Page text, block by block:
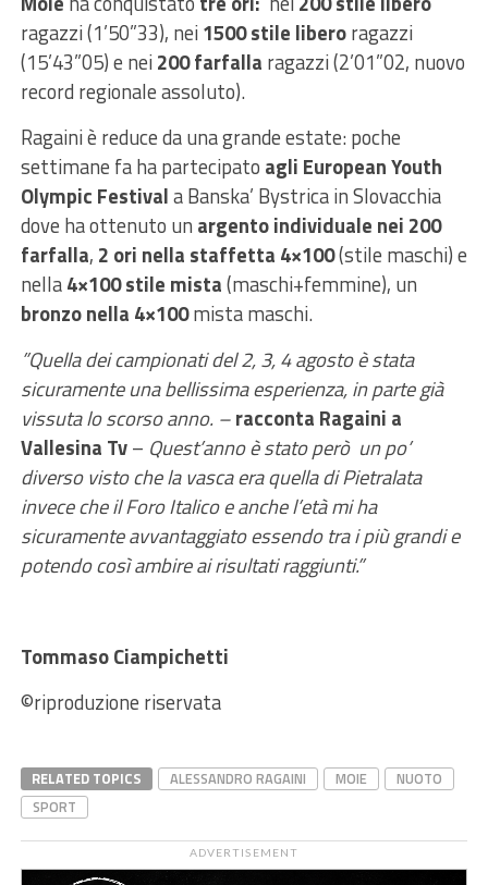
ragazzi (1’50”33), nei1500 stile liberoragazzi
(15’43”05) e nei200 farfalla ragazzi (2’01”02, nuovo
record regionale assoluto).
Ragaini è reduce da una grande estate: poche
settimane fa ha partecipato agli European Youth
Olympic Festivala Banska’ Bystrica in Slovacchia
dove ha ottenuto un argento individuale nei 200
farfalla, 2 ori nella staffetta 4×100(stile maschi) e
nella4×100 stile mista(maschi+femmine), un
bronzo nella 4×100mista maschi.
”Quella dei campionati del 2, 3, 4 agosto è stata
sicuramente una bellissima esperienza, in parte già
vissuta lo scorso anno. –racconta Ragaini a
Vallesina Tv– Quest’anno è stato però un po’
diverso visto che la vasca era quella di Pietralata
invece che il Foro Italico e anche l’età mi ha
sicuramente avvantaggiato essendo tra i più grandi e
potendo così ambire ai risultati raggiunti.”
Tommaso Ciampichetti
©riproduzione riservata
RELATED TOPICS ALESSANDRO RAGAINI MOIE
NUOTO
SPORT
ADVERTISEMENT